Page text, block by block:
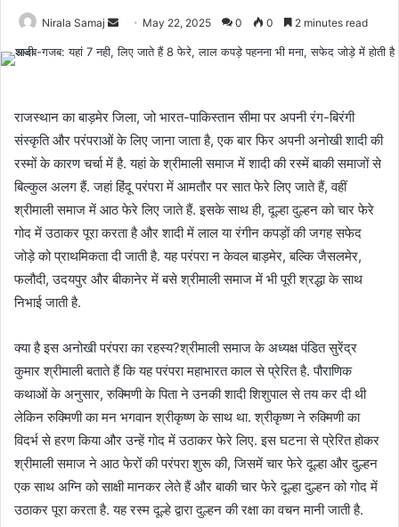
Nirala Samaj
Send
an
May 22, 2025 0 0 2 minutes read
राजस्थान का बाड़मेर जिला, जो भारत-पाकिस्तान सीमा पर अपनी रंग-बिरंगी
संस्कृति और परंपराओं के लिए जाना जाता है, एक बार फिर अपनी अनोखी शादी की
रस्मों के कारण चर्चा में है. यहां के श्रीमाली समाज में शादी की रस्में बाकी समाजों से
बिल्कुल अलग हैं. जहां हिंदू परंपरा में आमतौर पर सात फेरे लिए जाते हैं, वहीं
श्रीमाली समाज में आठ फेरे लिए जाते हैं. इसके साथ ही, दूल्हा दुल्हन को चार फेरे
गोद में उठाकर पूरा करता है और शादी में लाल या रंगीन कपड़ों की जगह सफेद
जोड़े को प्राथमिकता दी जाती है. यह परंपरा न केवल बाड़मेर, बल्कि जैसलमेर,
फलौदी, उदयपुर और बीकानेर में बसे श्रीमाली समाज में भी पूरी श्रद्धा के साथ
निभाई जाती है.
क्या है इस अनोखी परंपरा का रहस्य?श्रीमाली समाज के अध्यक्ष पंडित सुरेंद्र
कुमार श्रीमाली बताते हैं कि यह परंपरा महाभारत काल से प्रेरित है. पौराणिक
कथाओं के अनुसार, रुक्मिणी के पिता ने उनकी शादी शिशुपाल से तय कर दी थी
लेकिन रुक्मिणी का मन भगवान श्रीकृष्ण के साथ था. श्रीकृष्ण ने रुक्मिणी का
विदर्भ से हरण किया और उन्हें गोद में उठाकर फेरे लिए. इस घटना से प्रेरित होकर
श्रीमाली समाज ने आठ फेरों की परंपरा शुरू की, जिसमें चार फेरे दूल्हा और दुल्हन
एक साथ अग्नि को साक्षी मानकर लेते हैं और बाकी चार फेरे दूल्हा दुल्हन को गोद में
उठाकर पूरा करता है. यह रस्म दूल्हे द्वारा दुल्हन की रक्षा का वचन मानी जाती है.